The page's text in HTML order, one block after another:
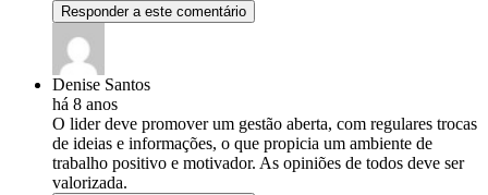
Responder a este comentário
Denise Santos
há 8 anos
O lider deve promover um gestão aberta, com regulares trocas
de ideias e informações, o que propicia um ambiente de
trabalho positivo e motivador. As opiniões de todos deve ser
valorizada.